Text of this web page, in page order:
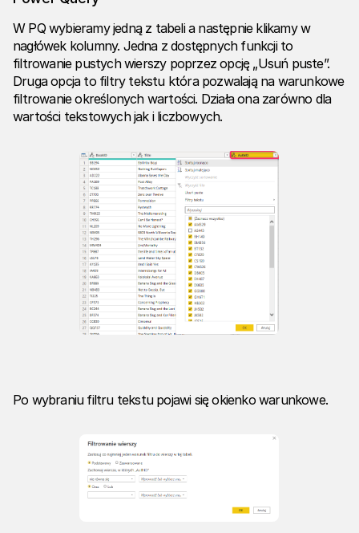
W PQ wybieramy jedną z tabeli a następnie klikamy w
nagłówek kolumny. Jedna z dostępnych funkcji to
filtrowanie pustych wierszy poprzez opcję „Usuń puste”.
Druga opcja to filtry tekstu która pozwalają na warunkowe
filtrowanie określonych wartości. Działa ona zarówno dla
wartości tekstowych jak i liczbowych.
Po wybraniu filtru tekstu pojawi się okienko warunkowe.